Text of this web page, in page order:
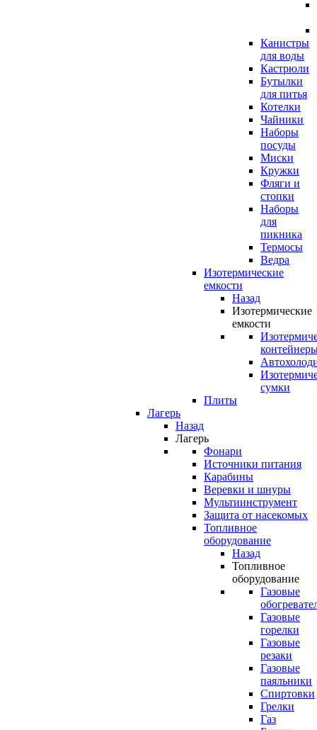
Канистры
для воды
Кастрюли
Бутылки
для питья
Котелки
Чайники
Наборы
посуды
Миски
Кружки
Фляги и
стопки
Наборы
для
пикника
Термосы
Ведра
Изотермические
емкости
Назад
Изотермические
емкости
сумки
Плиты
Лагерь
Назад
Лагерь
Фонари
Источники питания
Карабины
Веревки и шнуры
Мультиинструмент
Защита от насекомых
Топливное
оборудование
Назад
Топливное
оборудование
Газовые
Газовые
горелки
Газовые
резаки
Газовые
паяльники
Спиртовки
Грелки
Газ